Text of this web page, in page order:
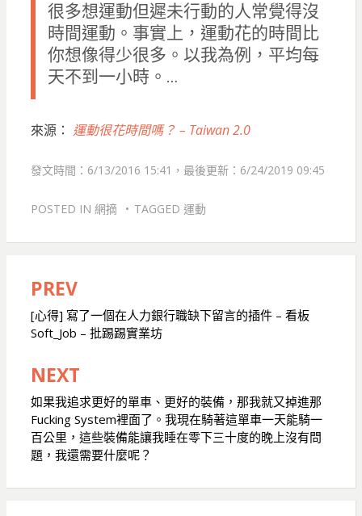
很多想運動但遲未行動的人常覺得沒
時間運動。事實上，運動花的時間比
你想像得少很多。以我為例，平均每
天不到一小時。…
來源： 運動很花時間嗎？ – Taiwan 2.0
發文時間：6/13/2016 15:41，最後更新：6/24/2019 09:45
POSTED IN 網摘 TAGGED 運動
文
章
導
覽
PREV
[心得] 寫了一個在人力銀行職缺下留言的插件 – 看板
Soft_Job – 批踢踢實業坊
NEXT
如果我追求更好的單車、更好的裝備，那我就又掉進那
Fucking System裡面了。我現在騎著這單車一天能騎一
百公里，這些裝備能讓我睡在零下三十度的晚上沒有問
題，我還需要什麼呢？